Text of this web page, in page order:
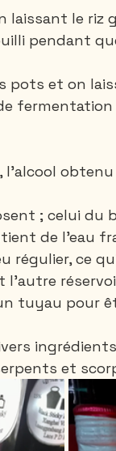
laissant le
pendant
pots et on
l'alcool
; celui du
de l’eau
régulier, ce
tuyau pour
et